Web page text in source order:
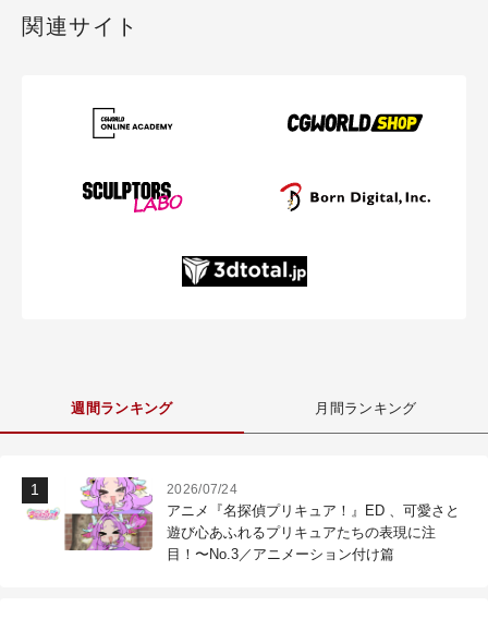
関連サイト
週間ランキング 月間ランキング
2026/07/24
アニメ『名探偵プリキュア！』ED 、可愛さと
遊び心あふれるプリキュアたちの表現に注
目！〜No.3／アニメーション付け篇